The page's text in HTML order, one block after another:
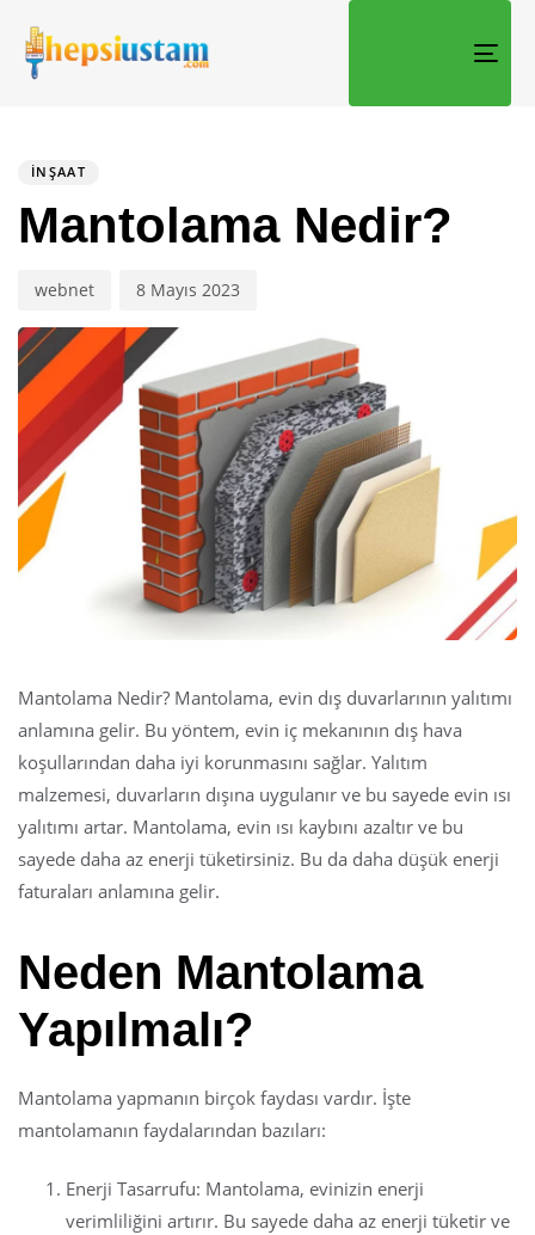
İNŞAAT
Mantolama Nedir?
webnet 8 Mayıs 2023
Mantolama Nedir? Mantolama, evin dış duvarlarının yalıtımı
anlamına gelir. Bu yöntem, evin iç mekanının dış hava
koşullarından daha iyi korunmasını sağlar. Yalıtım
malzemesi, duvarların dışına uygulanır ve bu sayede evin ısı
yalıtımı artar. Mantolama, evin ısı kaybını azaltır ve bu
sayede daha az enerji tüketirsiniz. Bu da daha düşük enerji
faturaları anlamına gelir.
Neden Mantolama
Yapılmalı?
Mantolama yapmanın birçok faydası vardır. İşte
mantolamanın faydalarından bazıları:
Enerji Tasarrufu: Mantolama, evinizin enerji
verimliliğini artırır. Bu sayede daha az enerji tüketir ve